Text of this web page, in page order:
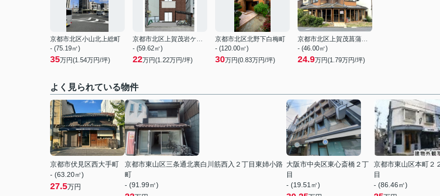
京都市北区小山北上総町
- (75.19㎡)
35万円(1.54万円/坪)
京都市北区上賀茂岩ケ垣内町
- (59.62㎡)
22万円(1.22万円/坪)
京都市北区北野下白梅町
- (120.00㎡)
30万円(0.83万円/坪)
京都市北区上賀茂菖蒲園町
- (46.00㎡)
24.9万円(1.79万円/坪)
よく見られている物件
京都市伏見区西大手町
- (63.20㎡)
27.5万円
京都市東山区三条通北裏白川筋西入２丁目東姉小路
町
- (91.99㎡)
大阪市中央区東心斎橋２丁
目
- (19.51㎡)
京都市東山区本町２
目
- (86.46㎡)